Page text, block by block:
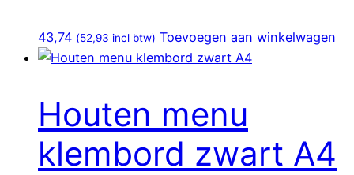
43,74 (52,93 incl btw) Toevoegen aan winkelwagen
Houten menu
klembord zwart A4